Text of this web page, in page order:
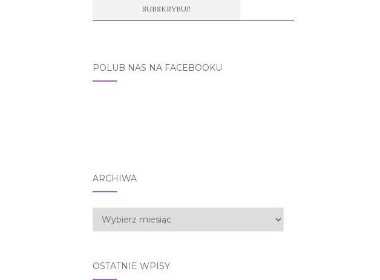
POLUB NAS NA FACEBOOKU
ARCHIWA
Archiwa
OSTATNIE WPISY